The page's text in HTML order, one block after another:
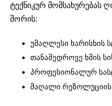
ტექნიკურ მომსახურებას
შორის:
უმაღლესი ხარისხის
თანამედროვე ხმის
პროფესიონალურ
მაღალი რეზოლუციის